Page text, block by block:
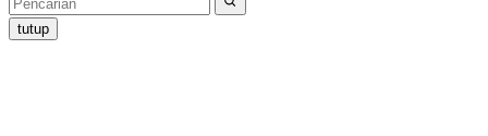
tutup